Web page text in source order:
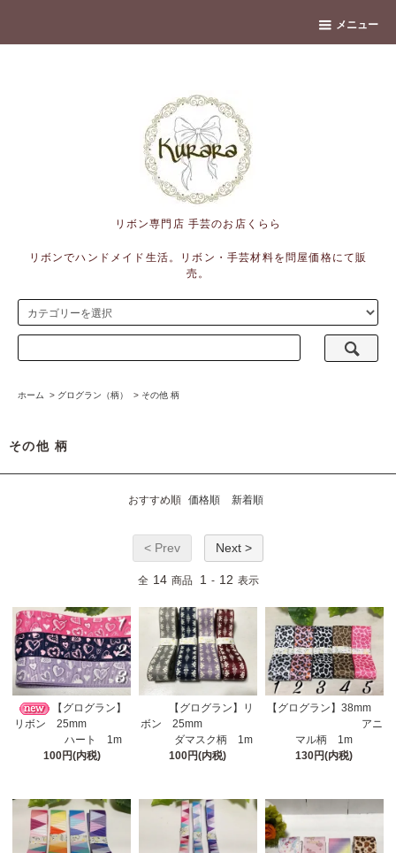
メニュー
リボン専門店 手芸のお店くらら
リボンでハンドメイド生活。リボン・手芸材料を問屋価格にて販
売。
ホーム > グログラン（柄） > その他 柄
その他 柄
おすすめ順 価格順 新着順
< Prev Next >
全 14 商品 1 - 12 表示
【グログラン】
リボン 25mm
ハート 1m
100円(内税)
【グログラン】リ
ボン 25mm
ダマスク柄 1m
100円(内税)
【グログラン】38mm
アニ
マル柄 1m
130円(内税)